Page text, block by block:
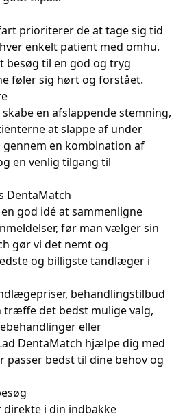
prioriterer de at tage sig tid
enkelt patient med omhu.
besøg til en god og tryg
føler sig hørt og forstået.
en afslappende stemning,
at slappe af under
en kombination af
en venlig tilgang til
DentaMatch
god idé at sammenligne
før man vælger sin
gør vi det nemt og
og billigste tandlæger i
behandlingstilbud
træffe det bedst mulige valg,
eller
DentaMatch hjælpe dig med
bedst til dine behov og
i din indbakke